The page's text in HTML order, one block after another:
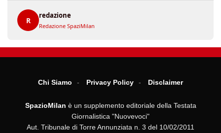
R
redazione
Redazione SpaziMilan
Chi Siamo Privacy Policy Disclaimer
SpazioMilan è un supplemento editoriale della Testata
Giornalistica "Nuovevoci"
Aut. Tribunale di Torre Annunziata n. 3 del 10/02/2011